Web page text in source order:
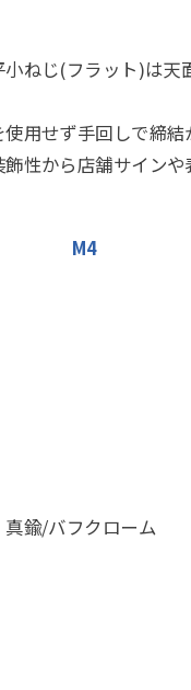
小ねじ(フラット)は天
用せず手回しで締結
性から店舗サインや
M4
真鍮/バフクローム